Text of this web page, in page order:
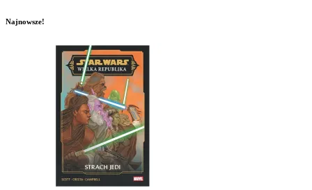
Najnowsze!